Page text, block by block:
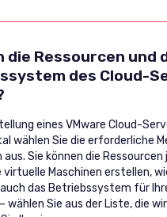
die Ressourcen und
des Cloud-
eines VMware Cloud-
wählen Sie die erforderliche
aus. Sie können die
virtuelle Maschinen erstellen,
das Betriebssystem für
wählen Sie aus der Liste, die